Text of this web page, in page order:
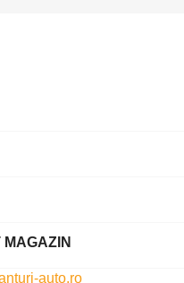
MAGAZIN